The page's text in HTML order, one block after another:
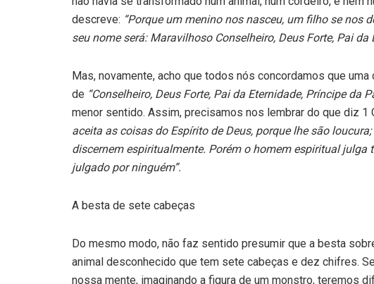
descreve: “Porque um menino nos nasceu, um filho se nos
seu nome será: Maravilhoso Conselheiro, Deus Forte, Pai
Mas, novamente, acho que todos nós concordamos que uma
de “Conselheiro, Deus Forte, Pai da Eternidade, Príncipe da
menor sentido. Assim, precisamos nos lembrar do que diz 1
aceita as coisas do Espírito de Deus, porque lhe são
discernem espiritualmente. Porém o homem espiritual julga
julgado por ninguém”.
A besta de sete cabeças
Do mesmo modo, não faz sentido presumir que a besta
animal desconhecido que tem sete cabeças e dez chifres.
nossa mente, imaginando a figura de um monstro, teremos